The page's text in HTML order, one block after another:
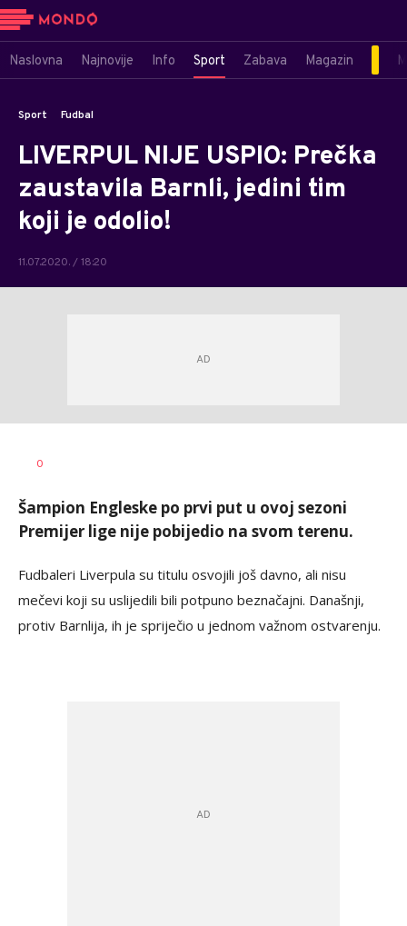
Naslovna Najnovije Info Sport Zabava Magazin
Sport Fudbal
LIVERPUL NIJE USPIO: Prečka
zaustavila Barnli, jedini tim
koji je odolio!
11.07.2020. / 18:20
AUTOR
0
Šampion Engleske po prvi put u ovoj sezoni
Premijer lige nije pobijedio na svom terenu.
Fudbaleri Liverpula su titulu osvojili još davno, ali nisu
mečevi koji su uslijedili bili potpuno beznačajni. Današnji,
protiv Barnlija, ih je spriječio u jednom važnom ostvarenju.